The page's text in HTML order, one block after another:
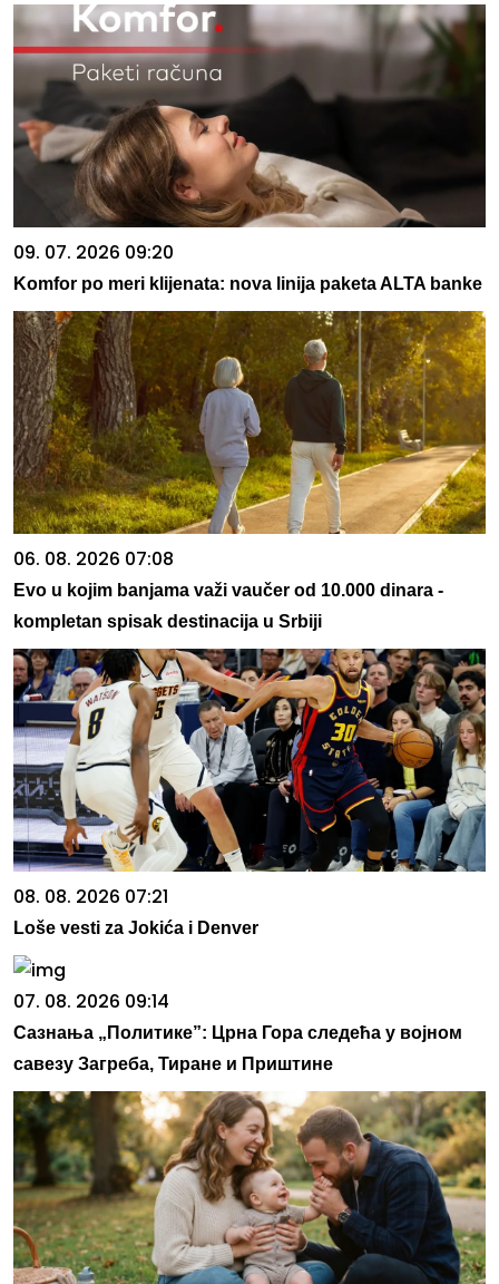
09. 07. 2026 09:20
Komfor po meri klijenata: nova linija paketa ALTA banke
06. 08. 2026 07:08
Evo u kojim banjama važi vaučer od 10.000 dinara -
kompletan spisak destinacija u Srbiji
08. 08. 2026 07:21
Loše vesti za Jokića i Denver
07. 08. 2026 09:14
Сазнања „Политике”: Црна Гора следећа у војном
савезу Загреба, Тиране и Приштине